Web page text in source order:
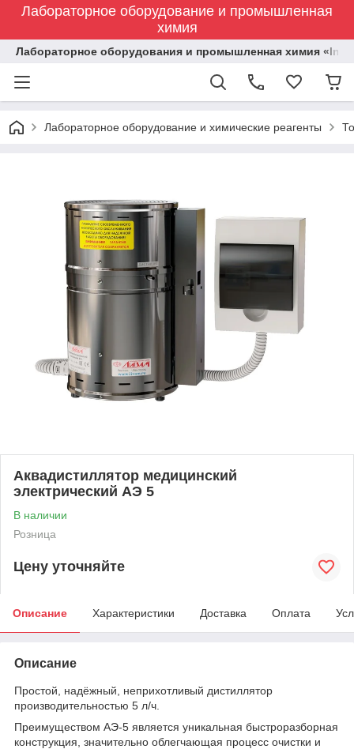
Лабораторное оборудование и промышленная
химия
Лабораторное оборудования и промышленная химия
Лабораторное оборудование и химические реагенты
Аквадистиллятор медицинский
электрический АЭ 5
В наличии
Розница
Цену уточняйте
Описание Характеристики Доставка Оплата
Описание
Простой, надёжный, неприхотливый дистиллятор
производительностью 5 л/ч.
Преимуществом АЭ-5 является уникальная быстроразборная
конструкция, значительно облегчающая процесс очистки и